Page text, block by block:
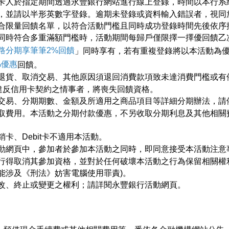
人於指定期間透過永豐銀行網站進行線上登錄，時間以本行
並請以半形英數字登錄。逾期未登錄或資料輸入錯誤者，視
限量回饋名單，以符合活動門檻且同時成功登錄時間先後依
時符合多重滿額門檻時，活動期間每歸戶僅限擇一擇優回饋
分期享筆筆2%回饋」同時享有，若有重複登錄將以本活動為
惠回饋。
貨、取消交易、其他原因須退回消費款項致未達消費門檻或
信用卡契約之情事者，將喪失回饋資格。
易、分期期數、金額及所適用之商品項目等詳細分期辦法，
費用。本活動之分期付款優惠，不另收取分期利息及其他相
、Debit卡不適用本活動。
網頁中，參加者於參加本活動之同時，即同意接受本活動注
得取消其參加資格，並對於任何破壞本活動之行為保留相關
及《刑法》妨害電腦使用罪責)。
、終止或變更之權利；請詳閱永豐銀行活動網頁。